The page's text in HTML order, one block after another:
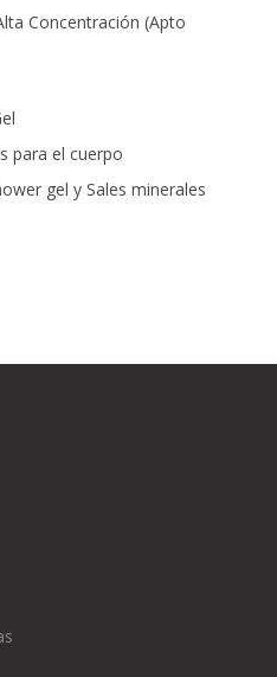
Concentración (Apto
para el cuerpo
gel y Sales minerales